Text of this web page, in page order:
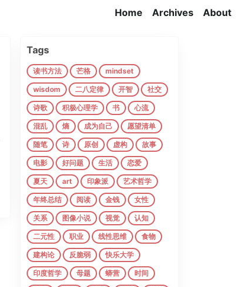
Home Archives About
Tags
读书方法 芒格 mindset
wisdom 二八定律 开智 社交
诗歌 积极心理学 书 心流
混乱 熵 成为自己 愿望清单
随笔 诗 原创 虚构 故事
电影 好问题 生活 恋爱
夏天 art 印象派 艺术哲学
年终总结 阅读 金钱 女性
关系 图像小说 视觉 认知
二元性 职业 线性思维 食物
建构论 反脆弱 快乐大学
印度哲学 母题 蟒营 时间